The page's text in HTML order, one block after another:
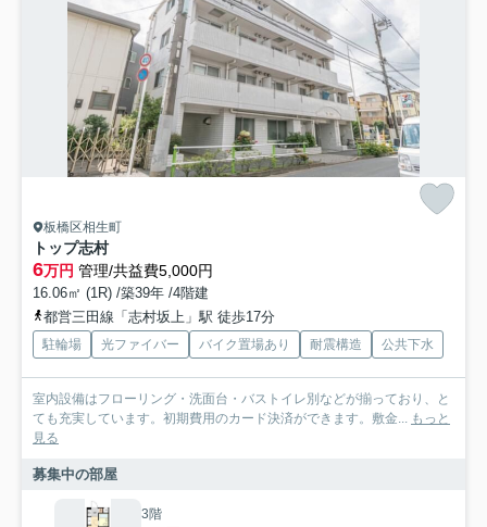
板橋区相生町
トップ志村
6万円 管理/共益費5,000円
16.06㎡ (1R) /築39年 /4階建
都営三田線「志村坂上」駅 徒歩17分
駐輪場 光ファイバー バイク置場あり 耐震構造 公共下水
室内設備はフローリング・洗面台・バストイレ別などが揃っており、と
ても充実しています。初期費用のカード決済ができます。敷金... もっと
見る
募集中の部屋
3階